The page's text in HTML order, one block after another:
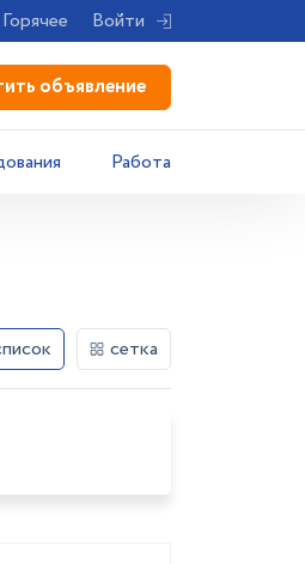
Горячее Войти
объявление
Работа
сетка